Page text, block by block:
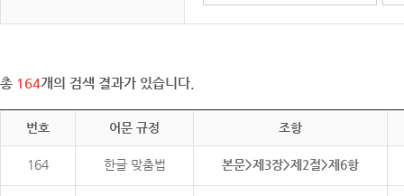
총 164개의 검색 결과가 있습니다.
번호 어문 규정 조항
164 한글 맞춤법 본문>제3장>제2절>제6항